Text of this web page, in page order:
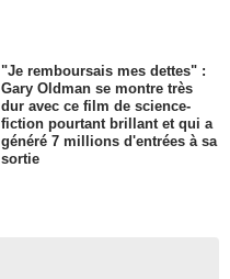
"Je remboursais mes dettes" :
Gary Oldman se montre très
dur avec ce film de science-
fiction pourtant brillant et qui a
généré 7 millions d'entrées à sa
sortie